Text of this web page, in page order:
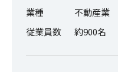
業種
不動産業
従業員数
約900名